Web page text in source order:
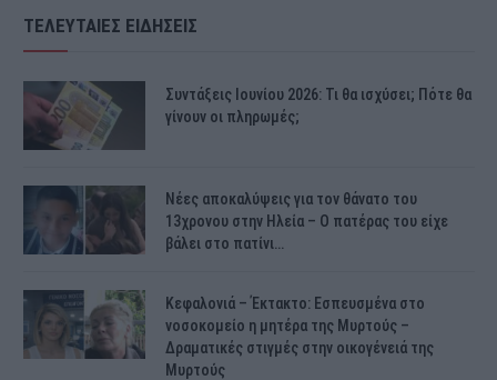
ΤΕΛΕΥΤΑΙΕΣ ΕΙΔΗΣΕΙΣ
Συντάξεις Ιουνίου 2026: Τι θα ισχύσει; Πότε θα
γίνουν οι πληρωμές;
Νέες αποκαλύψεις για τον θάνατο του
13χρονου στην Ηλεία – Ο πατέρας του είχε
βάλει στο πατίνι…
Κεφαλονιά – Έκτακτο: Εσπευσμένα στο
νοσοκομείο η μητέρα της Μυρτούς –
Δραματικές στιγμές στην οικογένειά της
Μυρτούς